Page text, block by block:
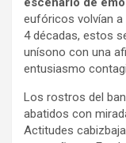
eufóricos volvían a
4 décadas, estos
unísono con una
entusiasmo
Los rostros del
abatidos con
Actitudes